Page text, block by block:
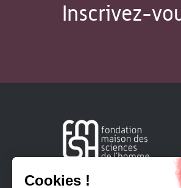
Inscrivez-
Créée en 1963, la Fondation